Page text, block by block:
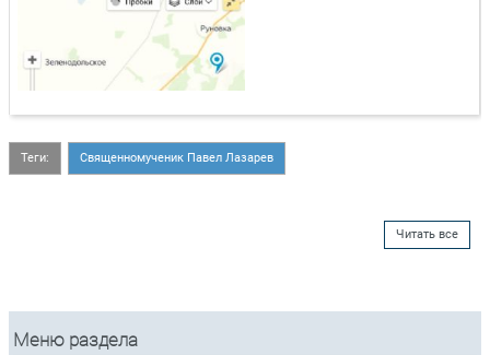
Теги: Священномученик Павел Лазарев
Читать все
Меню раздела